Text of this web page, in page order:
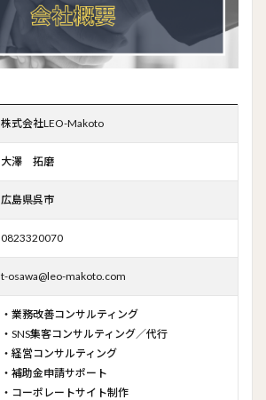
株式会社LEO-Makoto
大澤 拓磨
広島県呉市
0823320070
t-osawa@leo-makoto.com
・業務改善コンサルティング
・SNS集客コンサルティング／代行
・経営コンサルティング
・補助金申請サポート
・コーポレートサイト制作